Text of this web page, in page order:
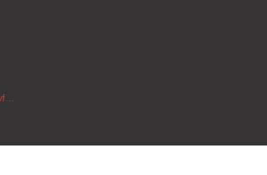
https://www.youtube.com/channel/UCMzwfuPdxogFIKF_nELVFNw